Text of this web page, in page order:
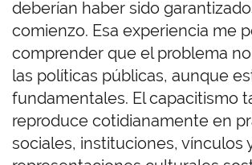
deberían haber sido
comienzo. Esa experiencia me
comprender que el problema
las políticas públicas, aunque
fundamentales. El capacitismo
reproduce cotidianamente en
sociales, instituciones, vínculos